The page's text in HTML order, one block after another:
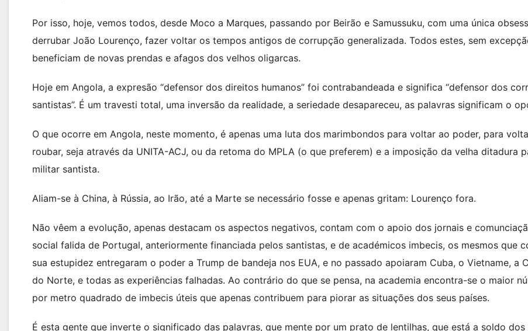
Por isso, hoje, vemos todos, desde Moco a Marques, passando por Beirão e Samussuku, com uma única
derrubar João Lourenço, fazer voltar os tempos antigos de corrupção generalizada. Todos estes, sem
beneficiam de novas prendas e afagos dos velhos oligarcas.
Hoje em Angola, a expresão “defensor dos direitos humanos” foi contrabandeada e significa “defensor dos
santistas”. É um travesti total, uma inversão da realidade, a seriedade desapareceu, as palavras significam o
O que ocorre em Angola, neste momento, é apenas uma luta dos marimbondos para voltar ao poder, para
roubar, seja através da UNITA-ACJ, ou da retoma do MPLA (o que preferem) e a imposição da velha ditadura
militar santista.
Aliam-se à China, à Rússia, ao Irão, até a Marte se necessário fosse e apenas gritam: Lourenço fora.
Não vêem a evolução, apenas destacam os aspectos negativos, contam com o apoio dos jornais e
social falida de Portugal, anteriormente financiada pelos santistas, e de académicos imbecis, os mesmos que
sua estupidez entregaram o poder a Trump de bandeja nos EUA, e no passado apoiaram Cuba, o Vietname, a
do Norte, e todas as experiências falhadas. Ao contrário do que se pensa, na academia encontra-se o maior
por metro quadrado de imbecis úteis que apenas contribuem para piorar as situações dos seus países.
É esta gente que inverte o significado das palavras, que mente por um prato de lentilhas, que está a soldo dos